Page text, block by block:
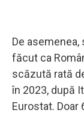
De asemenea,
făcut ca
scăzută rată
în 2023, după
Eurostat. Doar